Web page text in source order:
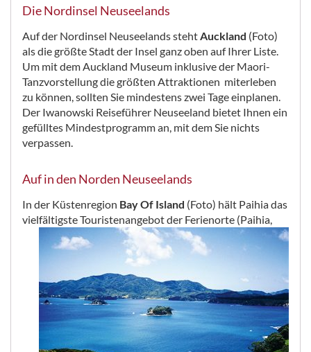
Die Nordinsel Neuseelands
Auf der Nordinsel Neuseelands stehtAuckland (Foto)
als die größte Stadt der Insel ganz oben auf Ihrer Liste.
Um mit dem Auckland Museum inklusive der Maori-
Tanzvorstellung die größten Attraktionen miterleben
zu können, sollten Sie mindestens zwei Tage einplanen.
Der Iwanowski Reiseführer Neuseeland bietet Ihnen ein
gefülltes Mindestprogramm an, mit dem Sie nichts
verpassen.
Auf in den Norden Neuseelands
In der Küstenregion Bay Of Island (Foto) hält Paihia das
vielfältigste Touristenangebot der Ferienorte (Paihia,